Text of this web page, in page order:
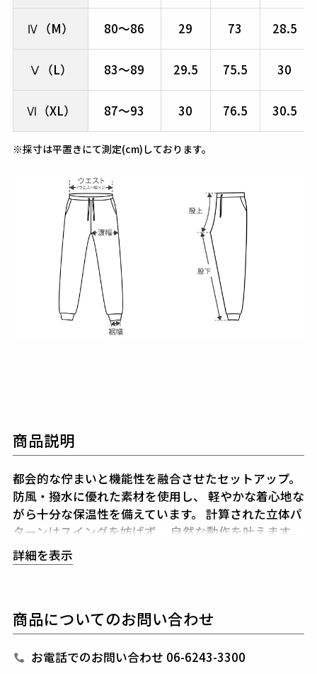
Ⅳ（M） 80～86 29 73 28.5
Ⅴ（L） 83～89 29.5 75.5 30
Ⅵ（XL） 87～93 30 76.5 30.5
※採寸は平置きにて測定(cm)しております。
商品説明
都会的な佇まいと機能性を融合させたセットアップ。
防風・撥水に優れた素材を使用し、 軽やかな着心地な
がら十分な保温性を備えています。 計算された立体パ
ターンはスイングを妨げず、 自然な動作を叶えます。
同系色の切替によるクレイジーパターンは、
品良く表現。
下で合わせることで一層の完成度を誇ります。
1PIU1UGUALE3 GOLF（ウノピゥウノウグァーレト
詳細を表示
商品についてのお問い合わせ
お電話でのお問い合わせ 06-6243-3300